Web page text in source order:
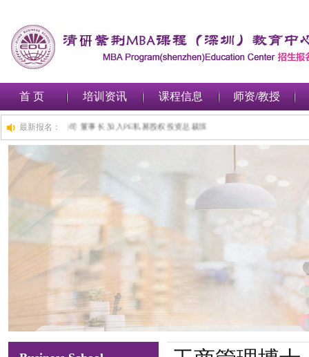
首 页 培训资讯 课程信息 师资/教授
最新报名：
***金融集团有限公司 董事长 加入PE私募股权投资总裁班